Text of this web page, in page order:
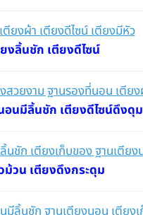
งลิ้นชัก เตียงดีไซน์
อนมีลิ้นชัก เตียงดีไซน์ดึงดุม
ม้วน เตียงดึงกระดุม